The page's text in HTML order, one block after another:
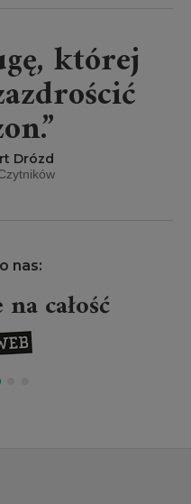
której
Drózd
nas:
całość